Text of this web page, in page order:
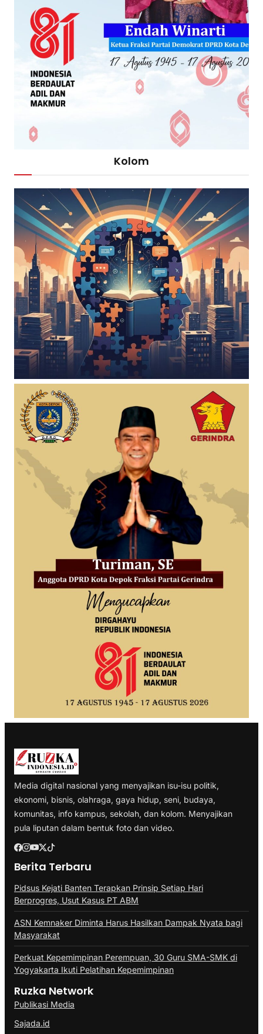
Kolom
Media digital nasional yang menyajikan isu-isu politik,
ekonomi, bisnis, olahraga, gaya hidup, seni, budaya,
komunitas, info kampus, sekolah, dan kolom. Menyajikan
pula liputan dalam bentuk foto dan video.
Berita Terbaru
Pidsus Kejati Banten Terapkan Prinsip Setiap Hari
Berprogres, Usut Kasus PT ABM
ASN Kemnaker Diminta Harus Hasilkan Dampak Nyata bagi
Masyarakat
Perkuat Kepemimpinan Perempuan, 30 Guru SMA-SMK di
Yogyakarta Ikuti Pelatihan Kepemimpinan
Ruzka Network
Publikasi Media
Sajada.id